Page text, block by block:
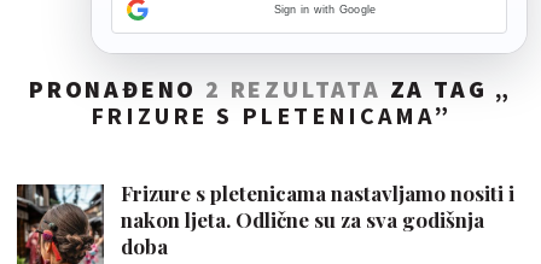
PRONAĐENO 2 REZULTATA ZA TAG „
FRIZURE S PLETENICAMA”
Frizure s pletenicama nastavljamo nositi i
nakon ljeta. Odlične su za sva godišnja
doba
Sign in with Google